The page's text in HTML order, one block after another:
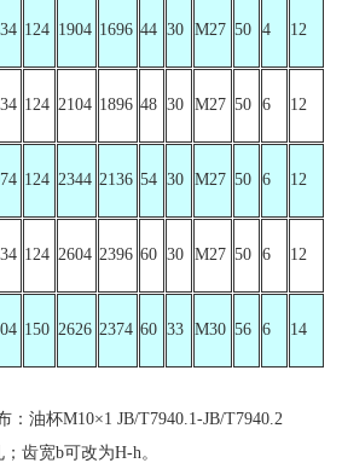
124 1904 1696 44 30 M27 50 4
12
124 2104 1896 48 30 M27 50 6
12
124 2344 2136 54 30 M27 50 6
12
124 2604 2396 60 30 M27 50 6
12
150 2626 2374 60 33 M30 56 6
14
：油杯M10×1 JB/T7940.1-JB/T7940.2
齿宽b可改为H-h。